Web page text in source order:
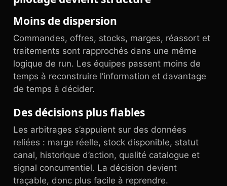
Moins de dispersion
Commandes, offres, stocks, marges, réassort et
traitements sont rapprochés dans une même
logique de run. Les équipes passent moins de
temps à reconstruire l’information et davantage
de temps à décider.
Des décisions plus fiables
Les arbitrages s’appuient sur des données
reliées : marge réelle, stock disponible, statut
canal, historique d’action, qualité catalogue et
signal concurrentiel. La décision devient
traçable, donc plus facile à reprendre.